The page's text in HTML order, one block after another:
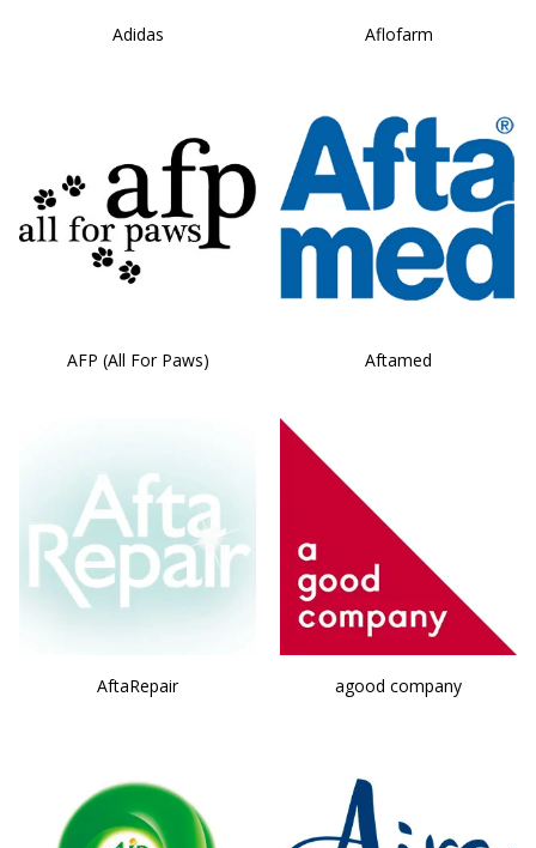
Adidas Aflofarm
AFP (All For Paws) Aftamed
AftaRepair agood company